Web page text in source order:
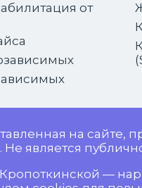
от
на сайте,
Не является
—